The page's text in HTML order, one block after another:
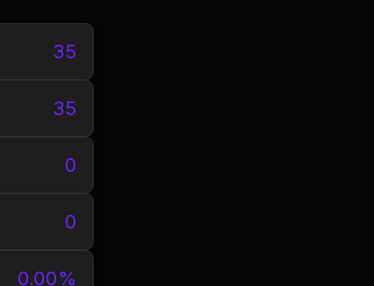
35
35
0
0
0.00%